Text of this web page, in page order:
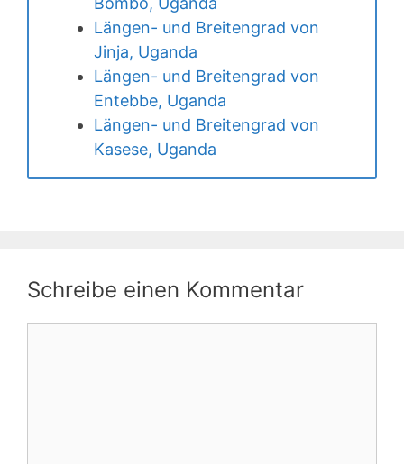
Längen- und Breitengrad von
Jinja, Uganda
Längen- und Breitengrad von
Entebbe, Uganda
Längen- und Breitengrad von
Kasese, Uganda
Schreibe einen Kommentar